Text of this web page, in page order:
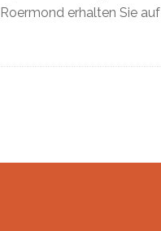
erhalten Sie auf